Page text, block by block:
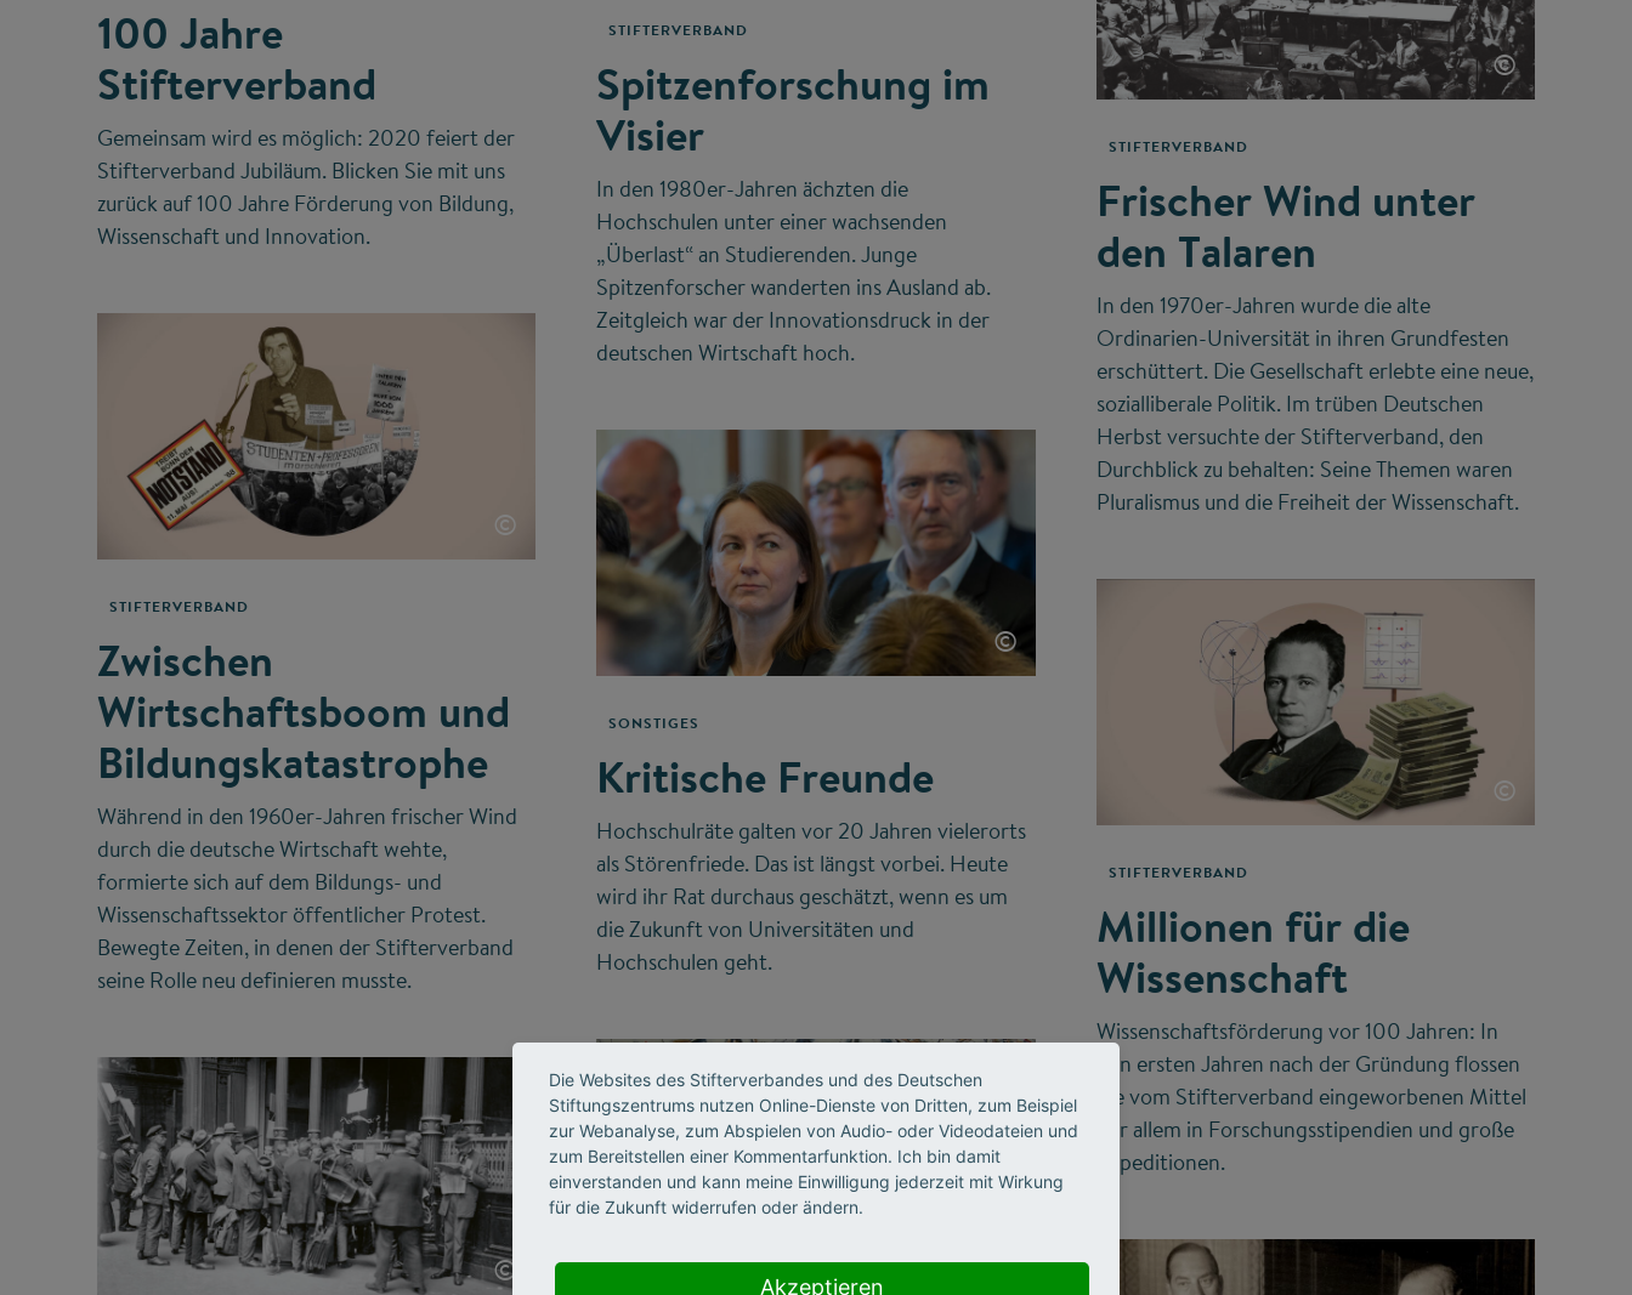
100 Jahre
Stifterverband
Gemeinsam wird es möglich: 2020 feiert der
Stifterverband Jubiläum. Blicken Sie mit uns
zurück auf 100 Jahre Förderung von Bildung,
Wissenschaft und Innovation.
STIFTERVERBAND
Spitzenforschung im
Visier
In den 1980er-Jahren ächzten die
Hochschulen unter einer wachsenden
„Überlast“ an Studierenden. Junge
Spitzenforscher wanderten ins Ausland ab.
Zeitgleich war der Innovationsdruck in der
deutschen Wirtschaft hoch.
©
STIFTERVERBAND
Frischer Wind unter
den Talaren
In den 1970er-Jahren wurde die alte
Ordinarien-Universität in ihren Grundfesten
erschüttert. Die Gesellschaft erlebte eine neue,
sozialliberale Politik. Im trüben Deutschen
Herbst versuchte der Stifterverband, den
Durchblick zu behalten: Seine Themen waren
Pluralismus und die Freiheit der Wissenschaft.
©
STIFTERVERBAND
Zwischen
Wirtschaftsboom und
Bildungskatastrophe
Während in den 1960er-Jahren frischer Wind
durch die deutsche Wirtschaft wehte,
formierte sich auf dem Bildungs- und
Wissenschaftssektor öffentlicher Protest.
Bewegte Zeiten, in denen der Stifterverband
seine Rolle neu definieren musste.
©
SONSTIGES
Kritische Freunde
Hochschulräte galten vor 20 Jahren vielerorts
als Störenfriede. Das ist längst vorbei. Heute
wird ihr Rat durchaus geschätzt, wenn es um
die Zukunft von Universitäten und
Hochschulen geht.
©
STIFTERVERBAND
Millionen für die
Wissenschaft
Wissenschaftsförderung vor 100 Jahren: In
den ersten Jahren nach der Gründung flossen
die vom Stifterverband eingeworbenen Mittel
vor allem in Forschungsstipendien und große
Expeditionen.
© ©
Die Websites des Stifterverbandes und des Deutschen
Stiftungszentrums nutzen Online-Dienste von Dritten, zum Beispiel
zur Webanalyse, zum Abspielen von Audio- oder Videodateien und
zum Bereitstellen einer Kommentarfunktion. Ich bin damit
einverstanden und kann meine Einwilligung jederzeit mit Wirkung
für die Zukunft widerrufen oder ändern.
Akzeptieren